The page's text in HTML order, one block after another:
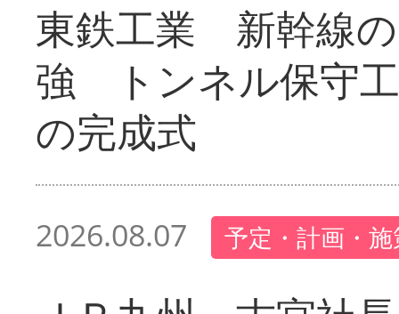
東鉄工業 新幹線
強 トンネル保守
の完成式
2026.08.07 予定・計画・